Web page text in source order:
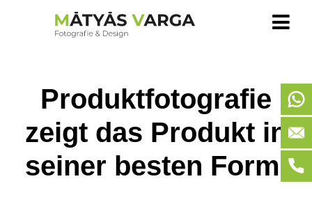
Produktfotografie
zeigt das Produkt in
seiner besten Form.